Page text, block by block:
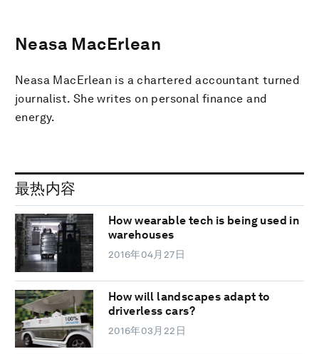
Neasa MacErlean
Neasa MacErlean is a chartered accountant turned
journalist. She writes on personal finance and
energy.
最热内容
How wearable tech is being used in
warehouses
2016年04月27日
How will landscapes adapt to
driverless cars?
2016年03月22日